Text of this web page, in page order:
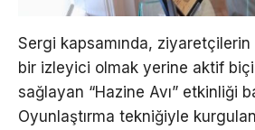
Sergi kapsamında,
bir izleyici olmak yerine aktif
sağlayan “Hazine Avı” etkinliği
Oyunlaştırma tekniğiyle